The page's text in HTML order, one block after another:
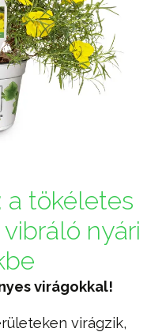
: a tökéletes
nyári
virágokkal!
virágzik,